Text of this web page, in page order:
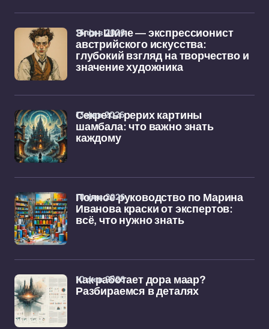
Эгон Шиле — экспрессионист
австрийского искусства:
глубокий взгляд на творчество и
значение художника
16 фев 2026
Секреты рерих картины
шамбала: что важно знать
каждому
13 фев 2026
Полное руководство по Марина
Иванова краски от экспертов:
всё, что нужно знать
10 фев 2026
Как работает дора маар?
Разбираемся в деталях
10 фев 2026